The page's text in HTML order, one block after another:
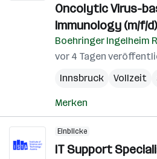
Oncolytic Virus-
Immunology (m/f/d)
Boehringer Ingelheim
vor 4 Tagen
Innsbruck
Vollzeit
Merken
Einblicke
IT Support